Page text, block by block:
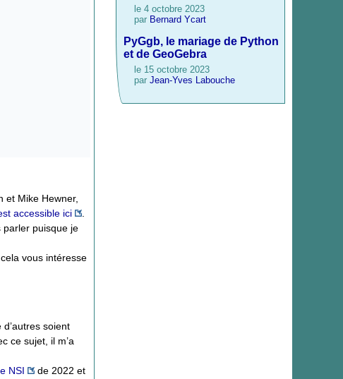
et Mike Hewner,
accessible ici
parler puisque je
vous intéresse
soient
ce sujet, il m’a
NSI
de 2022 et
le 4 octobre 2023
par Bernard Ycart
PyGgb, le mariage de Python
et de GeoGebra
le 15 octobre 2023
par Jean-Yves Labouche